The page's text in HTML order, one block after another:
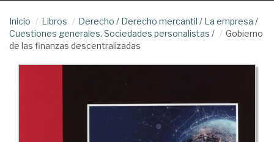
Inicio Libros Derecho / Derecho mercantil / La empresa /
Cuestiones generales. Sociedades personalistas /
Gobierno
de las finanzas descentralizadas